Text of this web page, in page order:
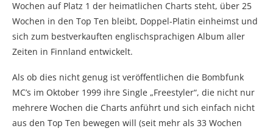
Wochen auf Platz 1 der heimatlichen Charts steht, über 25
Wochen in den Top Ten bleibt, Doppel-Platin einheimst und
sich zum bestverkauften englischsprachigen Album aller
Zeiten in Finnland entwickelt.
Als ob dies nicht genug ist veröffentlichen die Bombfunk
MC’s im Oktober 1999 ihre Single „Freestyler“, die nicht nur
mehrere Wochen die Charts anführt und sich einfach nicht
aus den Top Ten bewegen will (seit mehr als 33 Wochen